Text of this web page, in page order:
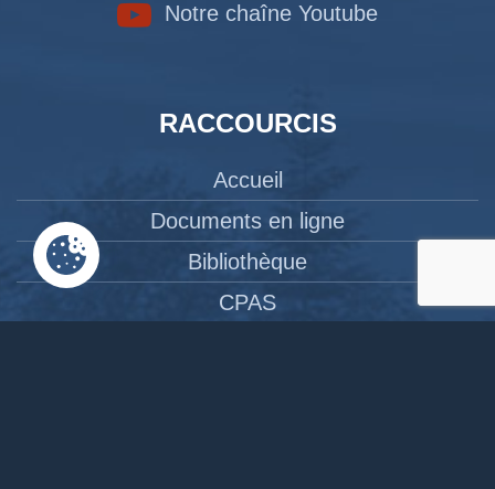
Notre chaîne Youtube
RACCOURCIS
Accueil
Documents en ligne
Bibliothèque
CPAS